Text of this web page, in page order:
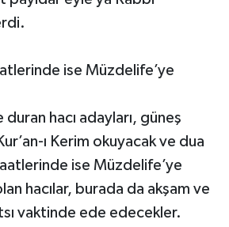
ise Müzdelife’ye
hacı adayları, güneş
ı Kerim okuyacak ve dua
ise Müzdelife’ye
hacılar, burada da akşam ve
vaktinde ede edecekler.